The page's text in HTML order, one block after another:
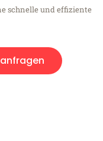
schnelle und effiziente
anfragen